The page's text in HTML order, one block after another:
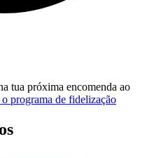
tua próxima encomenda ao
programa de fidelização